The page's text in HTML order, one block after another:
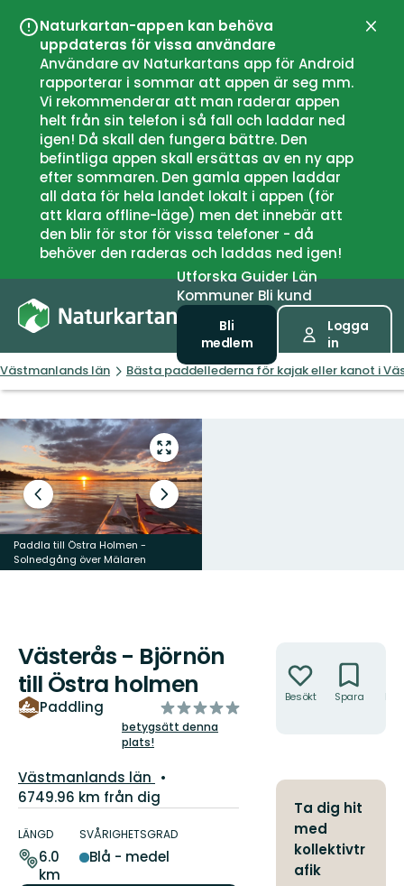
Naturkartan-appen kan behöva
uppdateras för vissa användare
Användare av Naturkartans app för Android
rapporterar i sommar att appen är seg mm.
Vi rekommenderar att man raderar appen
helt från sin telefon i så fall och laddar ned
igen! Då skall den fungera bättre. Den
befintliga appen skall ersättas av en ny app
efter sommaren. Den gamla appen laddar
all data för hela landet lokalt i appen (för
att klara offline-läge) men det innebär att
den blir för stor för vissa telefoner - då
behöver den raderas och laddas ned igen!
UtforskaGuiderLän
Kommuner Bli kund
Bli
medlem
Logga
in
Västmanlands län Bästa paddellederna för kajak eller kanot i
Gå
till
helskärmsläge
Föregående
bild
Nästa
bildspel
Paddla till Östra Holmen -
Solnedgång över Mälaren
Västerås - Björnön
till Östra holmen
Paddling
av
5
betygsätt denna
plats!
Län:
Västmanlands län
6749.96 km från dig
om
leden
LÄNGD
6.0
km
SVÅRIGHETSGRAD
Blå - medel
Besökt Spara
Ta dig hit
med
kollektivtr
afik